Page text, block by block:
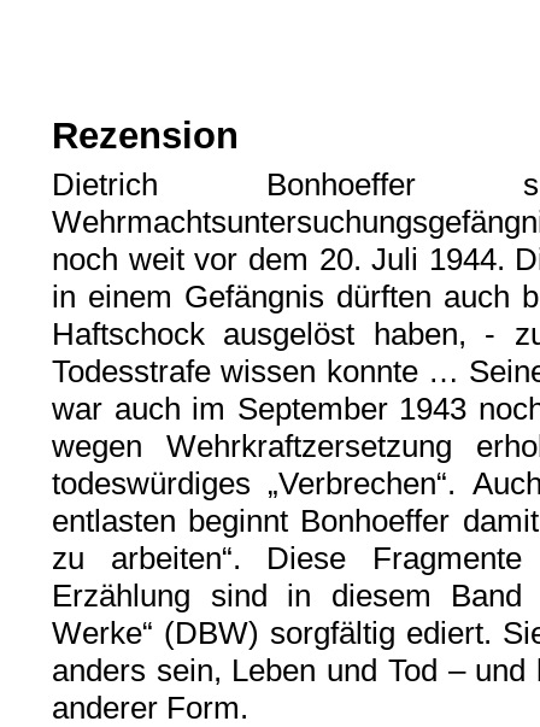
Rezension
Dietrich
noch weit vor dem 20. Juli 1944.
in einem Gefängnis dürften auch
Haftschock ausgelöst haben, -
Todesstrafe wissen konnte …
war auch im September 1943
wegen Wehrkraftzersetzung
todeswürdiges „Verbrechen“.
entlasten beginnt Bonhoeffer
zu arbeiten“. Diese
Erzählung sind in diesem Band
Werke“ (DBW) sorgfältig ediert.
anders sein, Leben und Tod –
anderer Form.